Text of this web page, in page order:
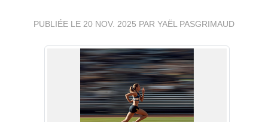
PUBLIÉE LE 20 NOV. 2025 PAR YAËL PASGRIMAUD